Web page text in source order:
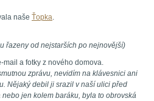
naše Ťopka.
řazeny od nejstarších po nejnovější)
a fotky z nového domova.
zprávu, nevidím na klávesnici ani
Nějaký debil ji srazil v naší ulici před
jen kolem baráku, byla to obrovská